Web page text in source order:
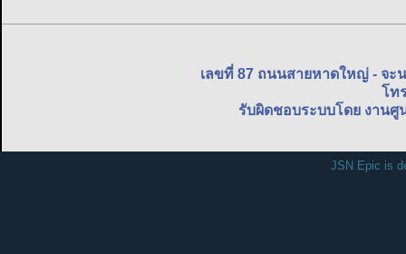
เลขที่ 87 ถนนสายหาดใหญ่ - จ
โท
รับผิดชอบระบบโดย งาน
JSN Epic is